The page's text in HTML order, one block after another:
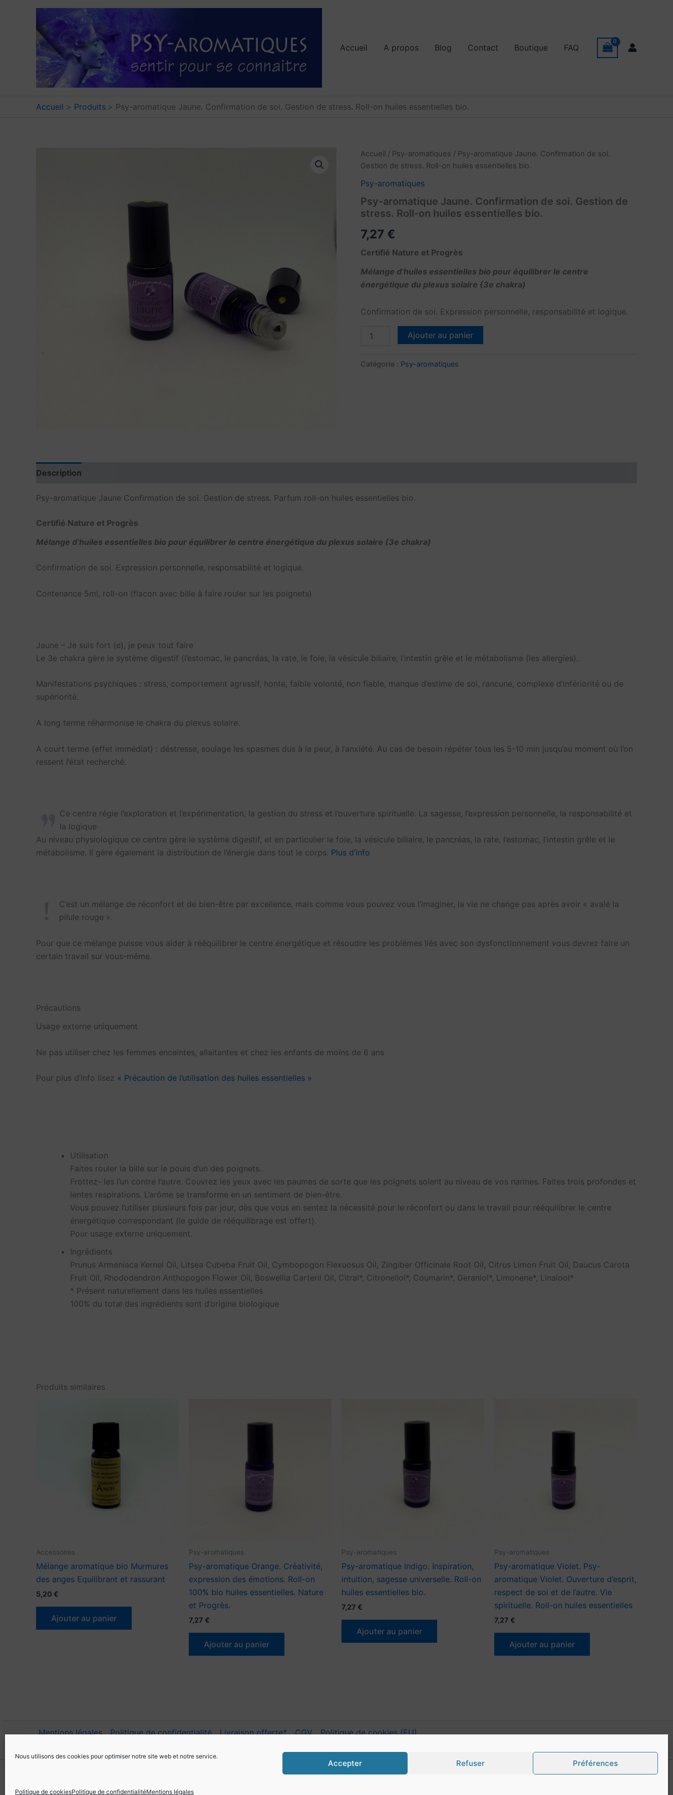
Nous utilisons des cookies pour optimiser notre site web et notre service.
Accepter Refuser Préférences
Politique de cookiesPolitique de confidentialitéMentions légales
Accueil
A propos Blog Contact Boutique FAQ
Accueil Produits Psy-aromatique Jaune. Confirmation de soi. Gestion de stress. Roll-on huiles essentielles bio.
Accueil / Psy-aromatiques / Psy-aromatique Jaune. Confirmation de soi.
Gestion de stress. Roll-on huiles essentielles bio.
Psy-aromatiques
Psy-aromatique Jaune. Confirmation de soi. Gestion de
stress. Roll-on huiles essentielles bio.
7,27 €
Certifié Nature et Progrès
Mélange d’huiles essentielles bio pour équilibrer le centre
énergétique du plexus solaire (3e chakra)
Confirmation de soi. Expression personnelle, responsabilité et logique.
quantité
de
aromatique
Confirmation
de
Gestion
de
stress.
on
huiles
Ajouter au panier
Catégorie : Psy-aromatiques
Description
Psy-aromatique Jaune Confirmation de soi. Gestion de stress. Parfum roll-on huiles essentielles bio.
Certifié Nature et Progrès
Mélange d’huiles essentielles bio pour équilibrer le centre énergétique du plexus solaire (3e chakra)
Confirmation de soi. Expression personnelle, responsabilité et logique.
Contenance 5ml, roll-on (flacon avec bille à faire rouler sur les poignets)
Jaune – Je suis fort (e), je peux tout faire
Le 3e chakra gère le système digestif (l’estomac, le pancréas, la rate, le foie, la vésicule biliaire, l’intestin grêle et le métabolisme (les allergies).
Manifestations psychiques : stress, comportement agressif, honte, faible volonté, non fiable, manque d’estime de soi, rancune, complexe d’infériorité ou de
supériorité.
A long terme réharmonise le chakra du plexus solaire.
A court terme (effet immédiat) : déstresse, soulage les spasmes dus à la peur, à l’anxiété. Au cas de besoin répéter tous les 5-10 min jusqu’au moment où l’on
ressent l’état recherché.
Ce centre régie l’exploration et l’expérimentation, la gestion du stress et l’ouverture spirituelle. La sagesse, l’expression personnelle, la responsabilité et
la logique
Au niveau physiologique ce centre gère le système digestif, et en particulier le foie, la vésicule biliaire, le pancréas, la rate, l’estomac, l’intestin grêle et le
métabolisme. Il gère également la distribution de l’énergie dans tout le corps. Plus d’info
C’est un mélange de réconfort et de bien-être par excellence, mais comme vous pouvez vous l’imaginer, la vie ne change pas après avoir « avalé la
pilule rouge ».
Pour que ce mélange puisse vous aider à rééquilibrer le centre énergétique et résoudre les problèmes liés avec son dysfonctionnement vous devrez faire un
certain travail sur vous-même.
Précautions
Usage externe uniquement
Ne pas utiliser chez les femmes enceintes, allaitantes et chez les enfants de moins de 6 ans
Pour plus d’info lisez « Précaution de l’utilisation des huiles essentielles »
Utilisation
Faites rouler la bille sur le pouls d’un des poignets.
Frottez- les l’un contre l’autre. Couvrez les yeux avec les paumes de sorte que les poignets soient au niveau de vos narines. Faites trois profondes et
lentes respirations. L’arôme se transforme en un sentiment de bien-être.
Vous pouvez l’utiliser plusieurs fois par jour, dès que vous en sentez la nécessité pour le réconfort ou dans le travail pour rééquilibrer le centre
énergétique correspondant (le guide de rééquilibrage est offert).
Pour usage externe uniquement.
Ingrédients
Prunus Armeniaca Kernel Oil, Litsea Cubeba Fruit Oil, Cymbopogon Flexuosus Oil, Zingiber Officinale Root Oil, Citrus Limon Fruit Oil, Daucus Carota
Fruit Oil, Rhododendron Anthopogon Flower Oil, Boswellia Carterii Oil, Citral*, Citronellol*, Coumarin*, Geraniol*, Limonene*, Linalool*
* Présent naturellement dans les huiles essentielles
100% du total des ingrédients sont d’origine biologique
Produits similaires
Accessoires
Mélange aromatique bio Murmures
des anges Equilibrant et rassurant
5,20 €
Ajouter au panier
Psy-aromatiques
Psy-aromatique Orange. Créativité,
expression des émotions. Roll-on
100% bio huiles essentielles. Nature
et Progrès.
7,27 €
Ajouter au panier
Psy-aromatiques
Psy-aromatique Indigo. Inspiration,
intuition, sagesse universelle. Roll-on
huiles essentielles bio.
7,27 €
Ajouter au panier
Psy-aromatiques
Psy-aromatique Violet. Psy-
aromatique Violet. Ouverture d’esprit,
respect de soi et de l’autre. Vie
spirituelle. Roll-on huiles essentielles
7,27 €
Ajouter au panier
Mentions légales Politique de confidentialité Livraison offerte* CGV
Politique de cookies (EU)